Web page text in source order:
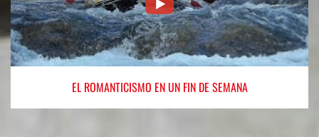
EL ROMANTICISMO EN UN FIN DE SEMANA